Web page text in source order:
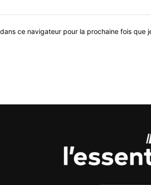
ce navigateur pour la prochaine fois que